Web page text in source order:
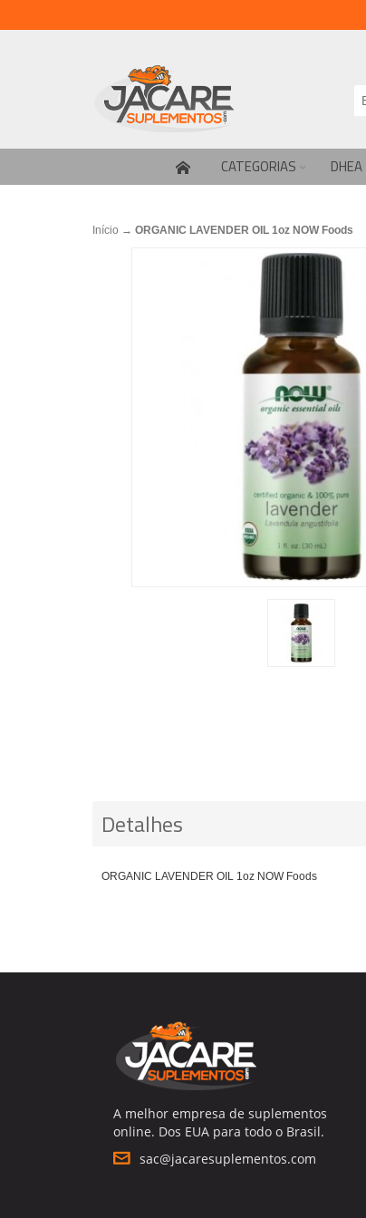
CATEGORIAS DHEA
Início → ORGANIC LAVENDER OIL 1oz NOW Foods
Detalhes
ORGANIC LAVENDER OIL 1oz NOW Foods
A melhor empresa de suplementos
online. Dos EUA para todo o Brasil.
sac@jacaresuplementos.com